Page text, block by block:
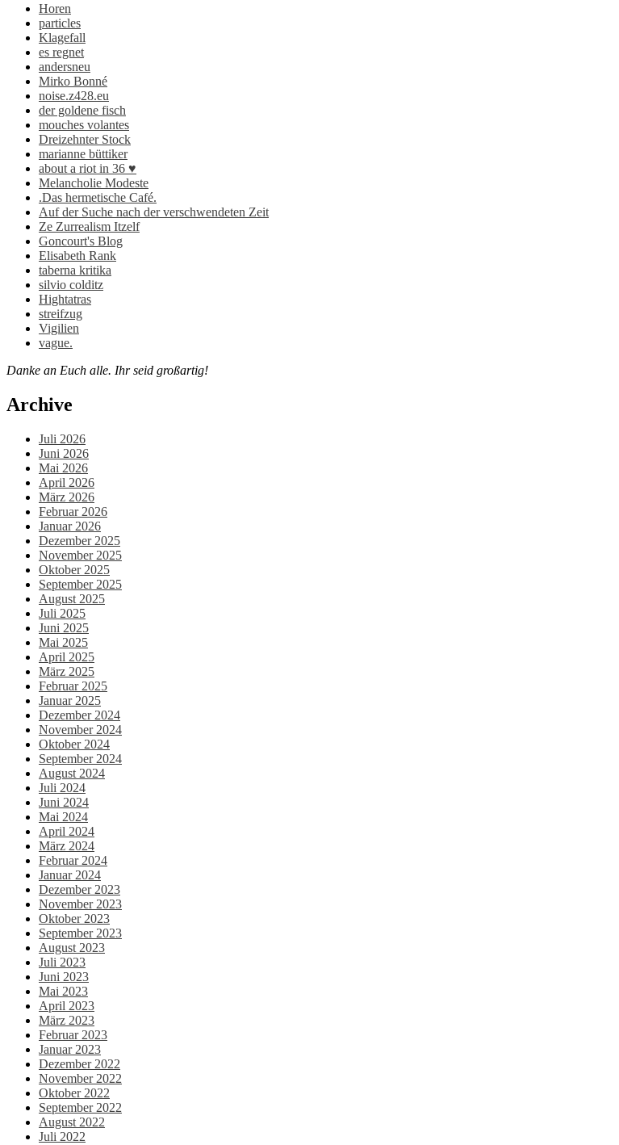
Horen
particles
Klagefall
es regnet
andersneu
Mirko Bonné
noise.z428.eu
der goldene fisch
mouches volantes
Dreizehnter Stock
marianne büttiker
about a riot in 36 ♥
Melancholie Modeste
.Das hermetische Café.
Auf der Suche nach der verschwendeten Zeit
Ze Zurrealism Itzelf
Goncourt's Blog
Elisabeth Rank
taberna kritika
silvio colditz
Hightatras
streifzug
Vigilien
vague.
Danke an Euch alle. Ihr seid großartig!
Archive
Juli 2026
Juni 2026
Mai 2026
April 2026
März 2026
Februar 2026
Januar 2026
Dezember 2025
November 2025
Oktober 2025
September 2025
August 2025
Juli 2025
Juni 2025
Mai 2025
April 2025
März 2025
Februar 2025
Januar 2025
Dezember 2024
November 2024
Oktober 2024
September 2024
August 2024
Juli 2024
Juni 2024
Mai 2024
April 2024
März 2024
Februar 2024
Januar 2024
Dezember 2023
November 2023
Oktober 2023
September 2023
August 2023
Juli 2023
Juni 2023
Mai 2023
April 2023
März 2023
Februar 2023
Januar 2023
Dezember 2022
November 2022
Oktober 2022
September 2022
August 2022
Juli 2022